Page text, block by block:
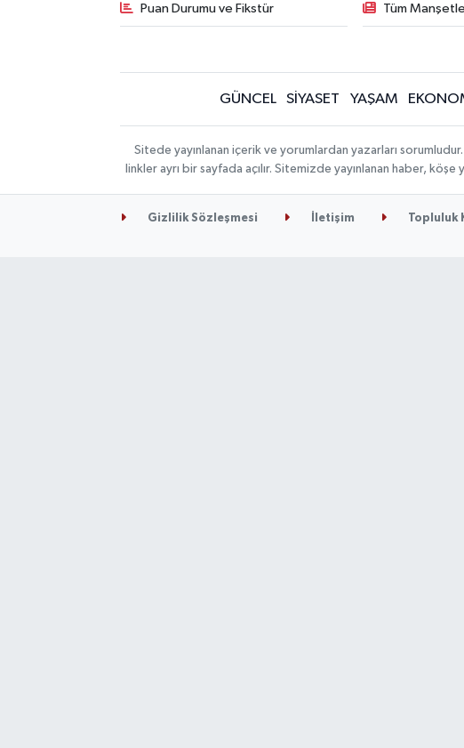
Puan Durumu ve Fikstür Tüm
GÜNCEL SİYASET YAŞAM
Sitede yayınlanan içerik ve yorumlardan yazarları
linkler ayrı bir sayfada açılır. Sitemizde yayınlanan haber,
Gizlilik Sözleşmesi İletişim Topluluk